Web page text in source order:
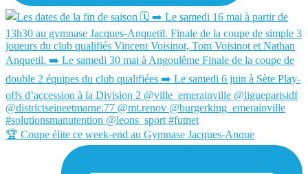
🏆 Coupe élite ce week-end au Gymnase Jacques-Anque